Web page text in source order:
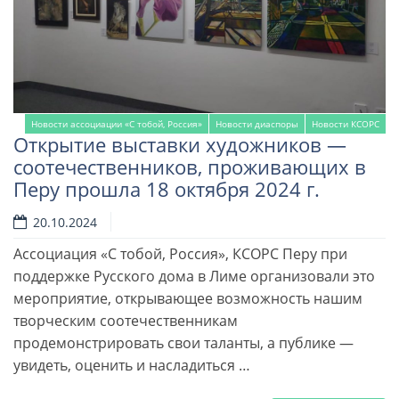
Новости ассоциации «С тобой, Россия» Новости диаспоры Новости КСОРС
Открытие выставки художников —
соотечественников, проживающих в
Перу прошла 18 октября 2024 г.
20.10.2024
Ассоциация «С тобой, Россия», КСОРС Перу при
поддержке Русского дома в Лиме организовали это
мероприятие, открывающее возможность нашим
творческим соотечественникам
продемонстрировать свои таланты, а публике —
увидеть, оценить и насладиться …